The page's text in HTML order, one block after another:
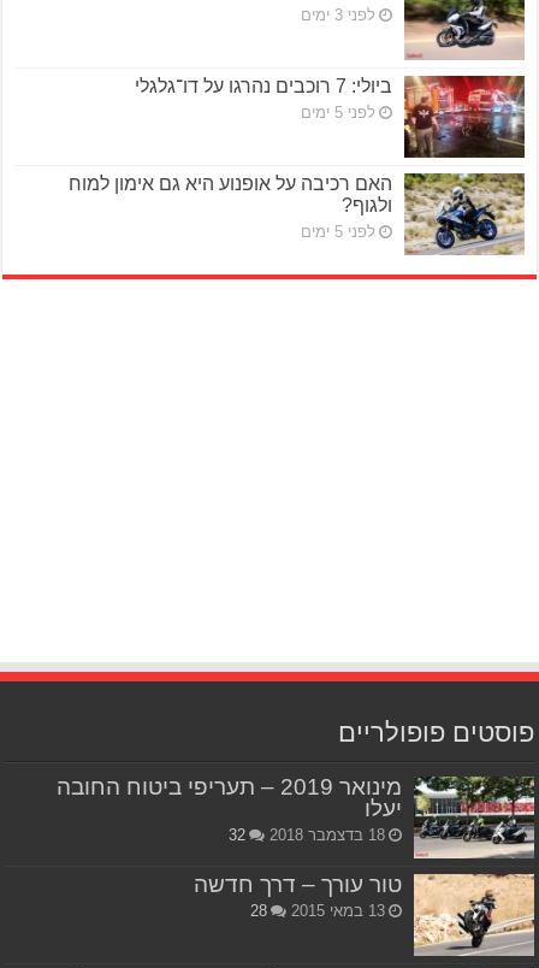
לפני 3 ימים
ביולי: 7 רוכבים נהרגו על דו־גלגלי
לפני 5 ימים
האם רכיבה על אופנוע היא גם אימון למוח
ולגוף?
לפני 5 ימים
פוסטים פופולריים
מינואר 2019 – תעריפי ביטוח החובה
יעלו
18 בדצמבר 2018 32
טור עורך – דרך חדשה
13 במאי 2015 28